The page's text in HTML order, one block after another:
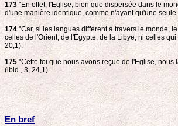
173 "En effet, l'Eglise, bien que dispersée dans le
d'une manière identique, comme n'ayant qu'une
174"Car, si les langues diffèrent à travers le monde,
celles de l'Orient, de l'Egypte, de la Libye, ni celles
20,1).
175"Cette foi que nous avons reçue de l'Eglise,
(ibid., 3, 24,1).
En bref